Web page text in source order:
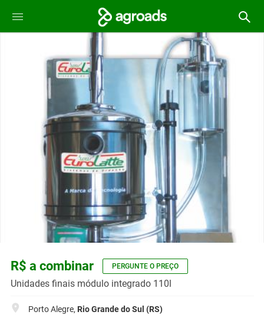
R$ a combinar PERGUNTE O PREÇO
Unidades finais módulo integrado 110l
Porto Alegre, Rio Grande do Sul (RS)